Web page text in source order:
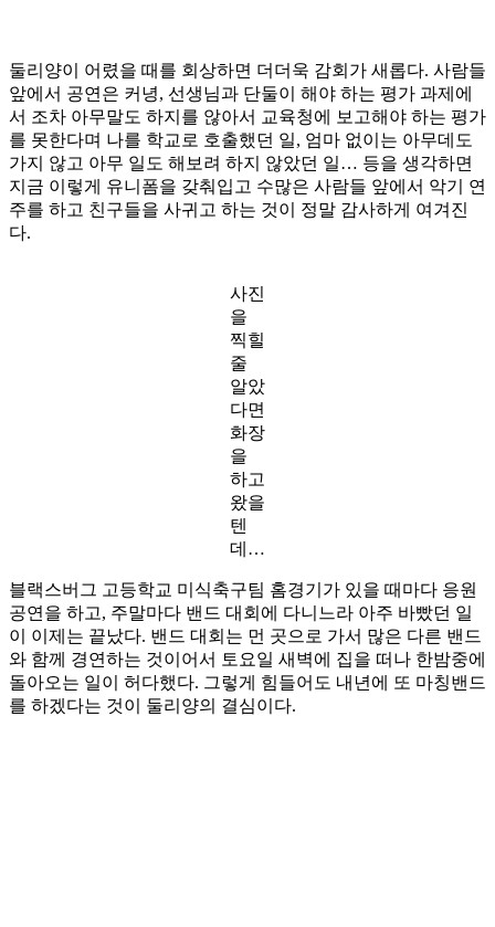
둘리양이 어렸을 때를 회상하면 더더욱 감회가 새롭다. 사람들
앞에서 공연은 커녕, 선생님과 단둘이 해야 하는 평가 과제에
서 조차 아무말도 하지를 않아서 교육청에 보고해야 하는 평가
를 못한다며 나를 학교로 호출했던 일, 엄마 없이는 아무데도
가지 않고 아무 일도 해보려 하지 않았던 일… 등을 생각하면
지금 이렇게 유니폼을 갖춰입고 수많은 사람들 앞에서 악기 연
주를 하고 친구들을 사귀고 하는 것이 정말 감사하게 여겨진
다.
사진
을
찍힐
줄
알았
다면
화장
을
하고
왔을
텐
데…
블랙스버그 고등학교 미식축구팀 홈경기가 있을 때마다 응원
공연을 하고, 주말마다 밴드 대회에 다니느라 아주 바빴던 일
이 이제는 끝났다. 밴드 대회는 먼 곳으로 가서 많은 다른 밴드
와 함께 경연하는 것이어서 토요일 새벽에 집을 떠나 한밤중에
돌아오는 일이 허다했다. 그렇게 힘들어도 내년에 또 마칭밴드
를 하겠다는 것이 둘리양의 결심이다.